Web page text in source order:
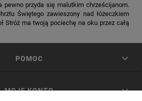
pewno przyda się malutkim chrześcijanom.
Świętego zawieszony nad łóżeczkiem
Stróż ma twoją pociechę na oku przez całą
POMOC
MOJE KONTO